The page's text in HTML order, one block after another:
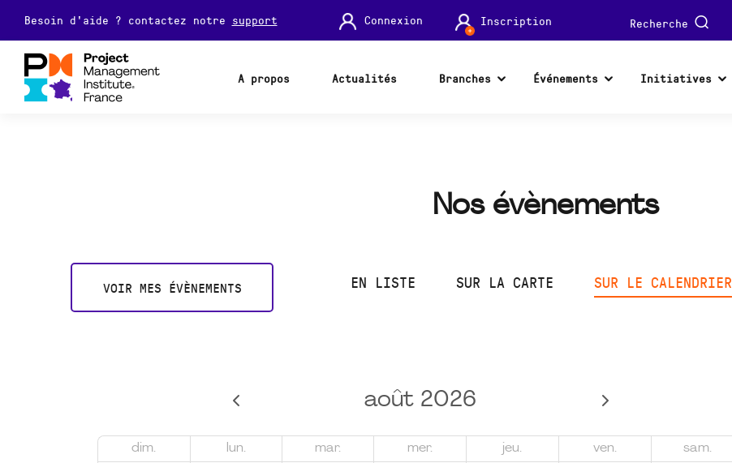
Besoin d'aide ? contactez notre support Connexion Inscription Recherche
A propos Actualités Branches Événements Initiatives
Nos évènements
VOIR MES ÉVÈNEMENTS EN LISTE SUR LA CARTE SUR LE CALENDRIER
août 2026
dim. lun. mar. mer. jeu. ven. sam.